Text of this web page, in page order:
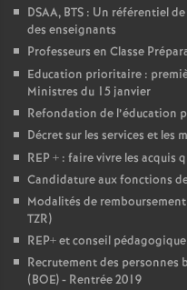
DSAA, BTS : Un référentiel
des enseignants
Professeurs en Classe
Education prioritaire :
Ministres du 15 janvier
Refondation de l’éducation
Décret sur les services et les
REP + : faire vivre les acquis
Candidature aux fonctions
Modalités de
TZR)
REP+ et conseil
Recrutement des personnes
(BOE) - Rentrée 2019